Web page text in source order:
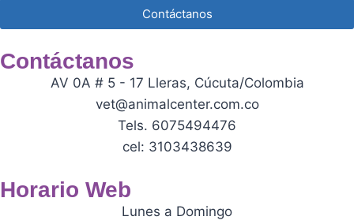
Contáctanos
Contáctanos
AV 0A # 5 - 17 Lleras, Cúcuta/Colombia
vet@animalcenter.com.co
Tels. 6075494476
cel: 3103438639
Horario Web
Lunes a Domingo